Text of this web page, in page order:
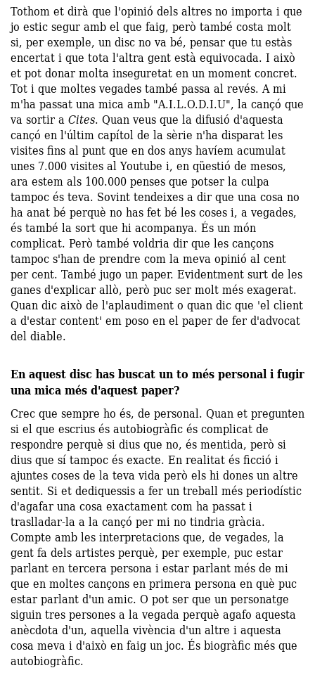
Tothom et dirà que l'opinió dels altres no importa i que
jo estic segur amb el que faig, però també costa molt
si, per exemple, un disc no va bé, pensar que tu estàs
encertat i que tota l'altra gent està equivocada. I això
et pot donar molta inseguretat en un moment concret.
Tot i que moltes vegades també passa al revés. A mi
m'ha passat una mica amb "A.I.L.O.D.I.U", la cançó que
va sortir aCites. Quan veus que la difusió d'aquesta
cançó en l'últim capítol de la sèrie n'ha disparat les
visites fins al punt que en dos anys havíem acumulat
unes 7.000 visites al Youtube i, en qüestió de mesos,
ara estem als 100.000 penses que potser la culpa
tampoc és teva. Sovint tendeixes a dir que una cosa no
ha anat bé perquè no has fet bé les coses i, a vegades,
és també la sort que hi acompanya. És un món
complicat. Però també voldria dir que les cançons
tampoc s'han de prendre com la meva opinió al cent
per cent. També jugo un paper. Evidentment surt de les
ganes d'explicar allò, però puc ser molt més exagerat.
Quan dic això de l'aplaudiment o quan dic que 'el client
a d'estar content' em poso en el paper de fer d'advocat
del diable.
En aquest disc has buscat un to més personal i fugir
una mica més d'aquest paper?
Crec que sempre ho és, de personal. Quan et pregunten
si el que escrius és autobiogràfic és complicat de
respondre perquè si dius que no, és mentida, però si
dius que sí tampoc és exacte. En realitat és ficció i
ajuntes coses de la teva vida però els hi dones un altre
sentit. Si et dediquessis a fer un treball més periodístic
d'agafar una cosa exactament com ha passat i
traslladar-la a la cançó per mi no tindria gràcia.
Compte amb les interpretacions que, de vegades, la
gent fa dels artistes perquè, per exemple, puc estar
parlant en tercera persona i estar parlant més de mi
que en moltes cançons en primera persona en què puc
estar parlant d'un amic. O pot ser que un personatge
siguin tres persones a la vegada perquè agafo aquesta
anècdota d'un, aquella vivència d'un altre i aquesta
cosa meva i d'això en faig un joc. És biogràfic més que
autobiogràfic.